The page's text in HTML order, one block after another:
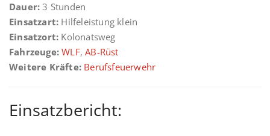
Dauer: 3 Stunden
Einsatzart: Hilfeleistung klein
Einsatzort: Kolonatsweg
Fahrzeuge: WLF,AB-Rüst
Weitere Kräfte: Berufsfeuerwehr
Einsatzbericht: